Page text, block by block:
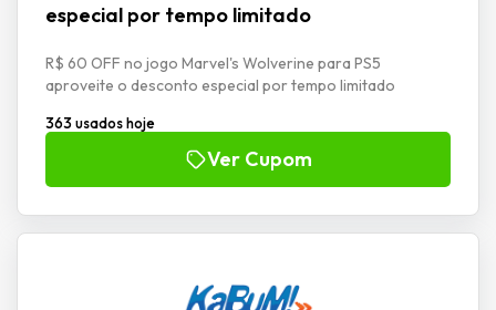
especial por tempo limitado
R$ 60 OFF no jogo Marvel's Wolverine para PS5
aproveite o desconto especial por tempo limitado
363 usados hoje
Ver Cupom